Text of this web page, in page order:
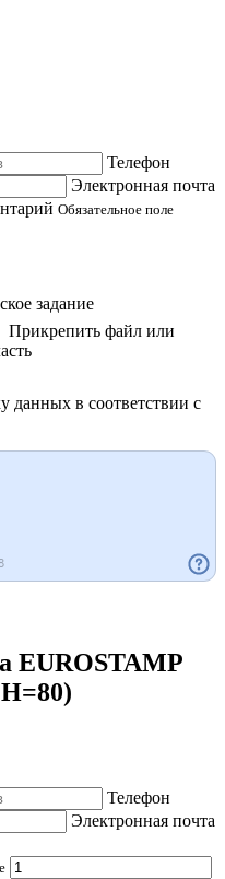
Телефон
Электронная почта
Обязательное поле
задание
Прикрепить файл или
данных в соответствии с
EUROSTAMP
Телефон
Электронная почта